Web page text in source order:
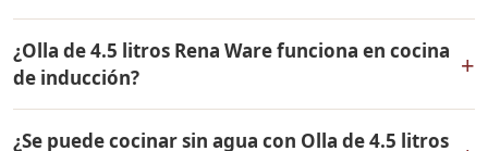
vida contra defectos de fabricación. Todos los
productos Rena Ware están fabricados en acero
inoxidable quirúrgico 18/10 de la más alta calidad.
¿Olla de 4.5 litros Rena Ware funciona en cocina
de inducción?
+
¿Se puede cocinar sin agua con Olla de 4.5 litros